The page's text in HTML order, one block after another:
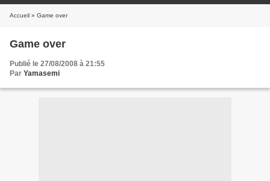
Accueil » Game over
Game over
Publié le 27/08/2008 à 21:55
Par Yamasemi